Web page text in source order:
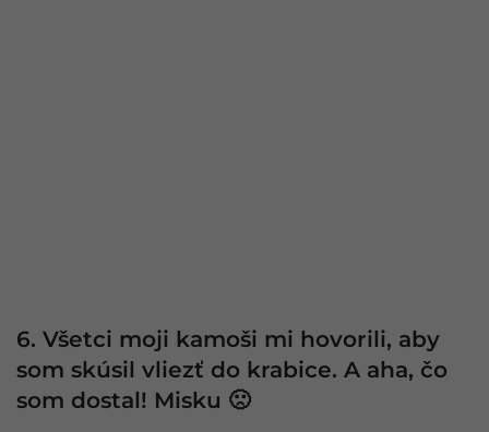
6. Všetci moji kamoši mi hovorili, aby
som skúsil vliezť do krabice. A aha, čo
som dostal! Misku 🙁